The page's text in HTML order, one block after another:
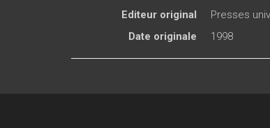
Editeur original
Presses
Date originale
1998